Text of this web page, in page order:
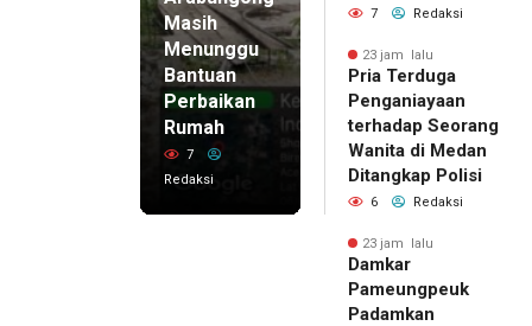
Masih
Menunggu
Bantuan
Perbaikan
Rumah
7
Redaksi
7 Redaksi
23 jam lalu
Pria Terduga
Penganiayaan
terhadap Seorang
Wanita di Medan
Ditangkap Polisi
6 Redaksi
23 jam lalu
Damkar
Pameungpeuk
Padamkan